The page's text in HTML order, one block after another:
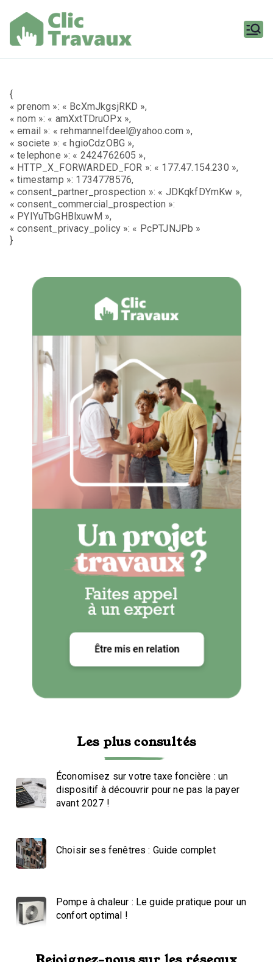
contenu
{
« prenom »: « BcXmJkgsjRKD »,
« nom »: « amXxtTDruOPx »,
« email »: « rehmannelfdeel@yahoo.com »,
« societe »: « hgioCdzOBG »,
« telephone »: « 2424762605 »,
« HTTP_X_FORWARDED_FOR »: « 177.47.154.230 »,
« timestamp »: 1734778576,
« consent_partner_prospection »: « JDKqkfDYmKw »,
« consent_commercial_prospection »:
« PYIYuTbGHBlxuwM »,
« consent_privacy_policy »: « PcPTJNJPb »
}
Les plus consultés
Économisez sur votre taxe foncière : un
dispositif à découvrir pour ne pas la payer
avant 2027 !
Choisir ses fenêtres : Guide complet
Pompe à chaleur : Le guide pratique pour un
confort optimal !